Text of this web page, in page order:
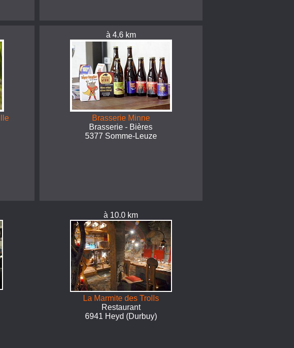
à 4.6 km
Brasserie Minne
Brasserie - Bières
5377 Somme-Leuze
à 10.0 km
La Marmite des Trolls
Restaurant
6941 Heyd (Durbuy)